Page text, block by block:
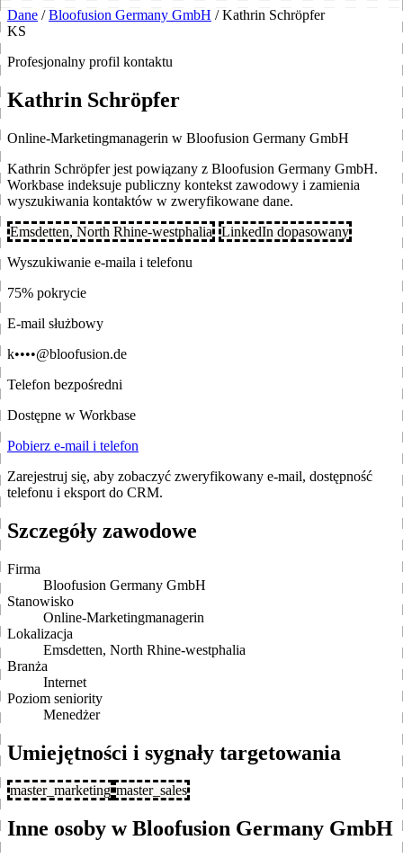
Dane / Bloofusion Germany GmbH / Kathrin Schröpfer
KS
Profesjonalny profil kontaktu
Kathrin Schröpfer
Online-Marketingmanagerin w Bloofusion Germany GmbH
Kathrin Schröpfer jest powiązany z Bloofusion Germany GmbH.
Workbase indeksuje publiczny kontekst zawodowy i zamienia
wyszukiwania kontaktów w zweryfikowane dane.
Emsdetten, North Rhine-westphalia
LinkedIn dopasowany
Wyszukiwanie e-maila i telefonu
75% pokrycie
E-mail służbowy
k••••@bloofusion.de
Telefon bezpośredni
Dostępne w Workbase
Pobierz e-mail i telefon
Zarejestruj się, aby zobaczyć zweryfikowany e-mail, dostępność
telefonu i eksport do CRM.
Szczegóły zawodowe
Firma
Bloofusion Germany GmbH
Stanowisko
Online-Marketingmanagerin
Lokalizacja
Emsdetten, North Rhine-westphalia
Branża
Internet
Poziom seniority
Menedżer
Umiejętności i sygnały targetowania
master_marketing master_sales
Inne osoby w Bloofusion Germany GmbH